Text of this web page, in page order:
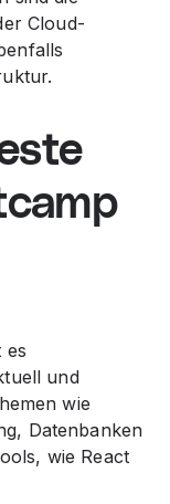
Cloud-
es
und
wie
Datenbanken
wie React